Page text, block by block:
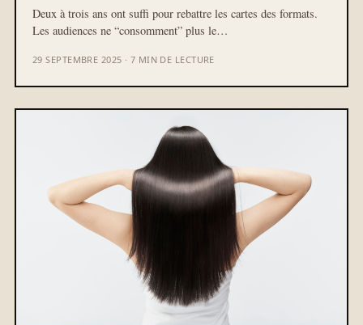
Deux à trois ans ont suffi pour rebattre les cartes des formats.
Les audiences ne “consomment” plus le…
29 SEPTEMBRE 2025 · 7 MIN DE LECTURE